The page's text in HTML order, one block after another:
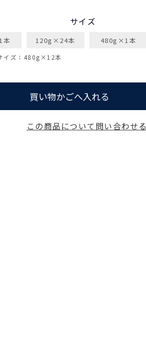
サイズ
本 120g×24本 480g×1本
イズ：480g×12本
買い物かごへ入れる
この商品について問い合わせる